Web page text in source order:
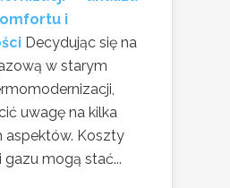
i
Decydując się na
w starym
uwagę na kilka
aspektów. Koszty
mogą stać...